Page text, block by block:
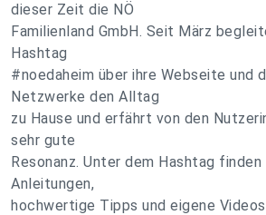
dieser Zeit die NÖ
Familienland GmbH. Seit März
Hashtag
#noedaheim über ihre Webseite und
Netzwerke den Alltag
zu Hause und erfährt von den
sehr gute
Resonanz. Unter dem Hashtag
Anleitungen,
hochwertige Tipps und eigene